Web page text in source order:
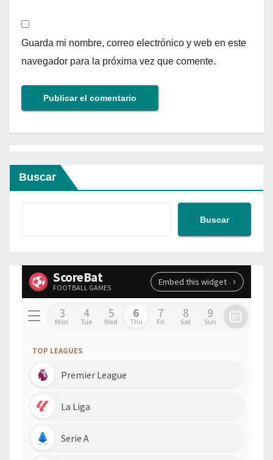
Guarda mi nombre, correo electrónico y web en este
navegador para la próxima vez que comente.
Buscar
Buscar